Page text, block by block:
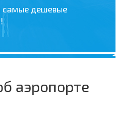
дешевые
аэропорте